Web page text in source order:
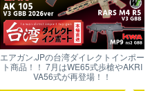
エアガン.JPの台湾ダイレクトインポー
ト商品！！ 7月はWE65式歩槍やAKRI
VA56式が再登場！！